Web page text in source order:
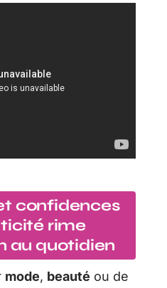
confidences
rime
au quotidien
mode, beauté ou de